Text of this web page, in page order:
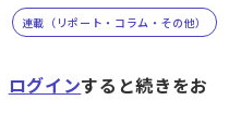
連載（リポート・コラム・その他）
ログインすると続きをお